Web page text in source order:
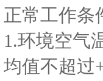
正常工作条
1.环境空气
均值不超过